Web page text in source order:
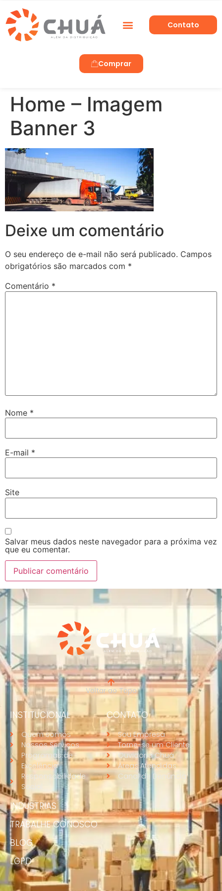
Comprar
Contato
Home – Imagem
Banner 3
Deixe um comentário
O seu endereço de e-mail não será publicado. Campos
obrigatórios são marcados com *
Comentário *
Nome *
E-mail *
Site
Salvar meus dados neste navegador para a próxima vez
que eu comentar.
Voltar ao Topo
INSTITUCIONAL
Quem somos
Nossos Serviços
Programas de
Excelência
Responsabilidade
Social
INDUSTRIAS
TRABALHE CONOSCO
BLOG
LGPD
CONTATO
Sou Empresa
Torne-se um Cliente
Ouvidoria Chuá
Áreas Atendidas
Canal de Denúncia